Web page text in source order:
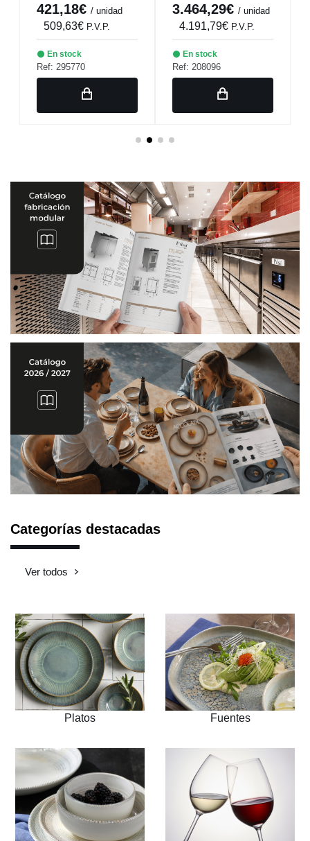
421,18€ / unidad
509,63€ P.V.P.
En stock
Ref: 295770
3.464,29€ / unidad
4.191,79€ P.V.P.
En stock
Ref: 208096
Categorías destacadas
Ver todos
Platos Fuentes